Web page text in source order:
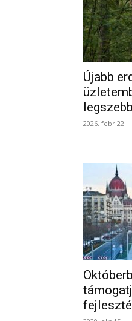
Újabb
2026. febr 22.